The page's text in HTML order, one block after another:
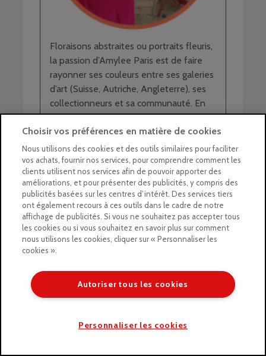
Floraisons abstraites ou portraits fleuris,
la passion d’Amylee Paris est de faire
rayonner ses couleurs entre ses galeries
d’art (Suisse, Autriche, Angleterre), ses
collectionneurs et sa communauté. En
2009, Amylee fonde amylee.fr : atelier
Conseil pour artistes devenu organisme
de Formation certifié Qualiopi. Elle
partage son métier d’artiste peintre
dans des articles blog, des guides à
télécharger, des coachings et des
formations éligibles au CPF pour aider
les artistes peintres à se
professionnaliser dans le monde de l’art.
Ses réseaux :
Tableaux d’Amylee
Atelier Conseil pour Artistes
Choisir vos préférences en matière de cookies
Nous utilisons des cookies et des outils similaires pour faciliter
vos achats, fournir nos services, pour comprendre comment les
clients utilisent nos services afin de pouvoir apporter des
améliorations, et pour présenter des publicités, y compris des
publicités basées sur les centres d’intérêt. Des services tiers
ont également recours à ces outils dans le cadre de notre
affichage de publicités. Si vous ne souhaitez pas accepter tous
les cookies ou si vous souhaitez en savoir plus sur comment
nous utilisons les cookies, cliquer sur « Personnaliser les
cookies ».
Autoriser tous les cookies
Personnaliser les cookies